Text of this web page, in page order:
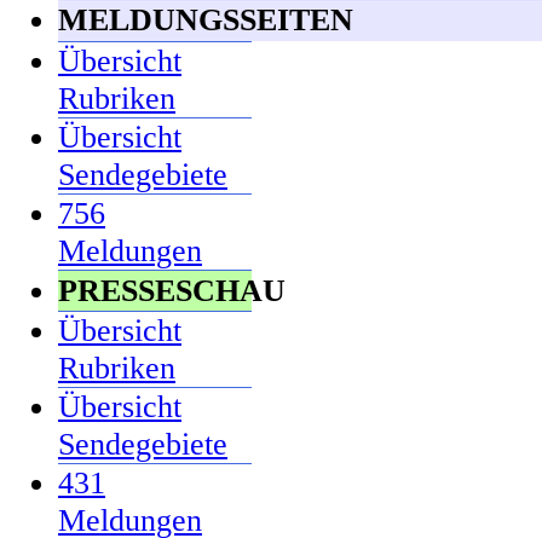
MELDUNGSSEITEN
Übersicht
Rubriken
Übersicht
Sendegebiete
756
Meldungen
PRESSESCHAU
Übersicht
Rubriken
Übersicht
Sendegebiete
431
Meldungen